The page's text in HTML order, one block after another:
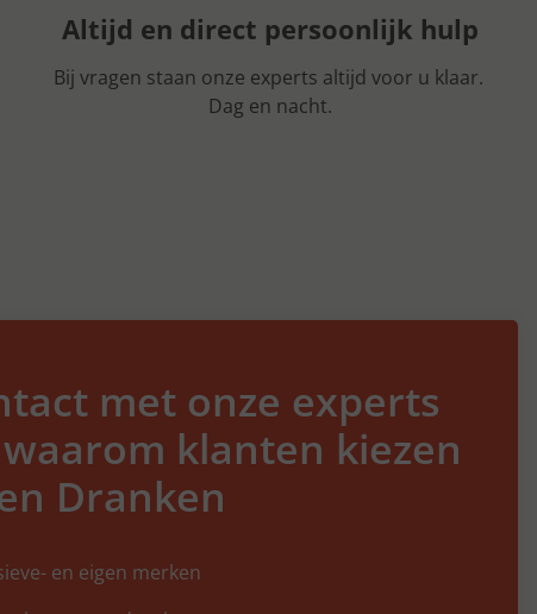
Altijd en direct persoonlijk hulp
Bij vragen staan onze experts altijd voor u klaar.
Dag en nacht.
met onze experts
klanten kiezen
Dranken
en eigen merken